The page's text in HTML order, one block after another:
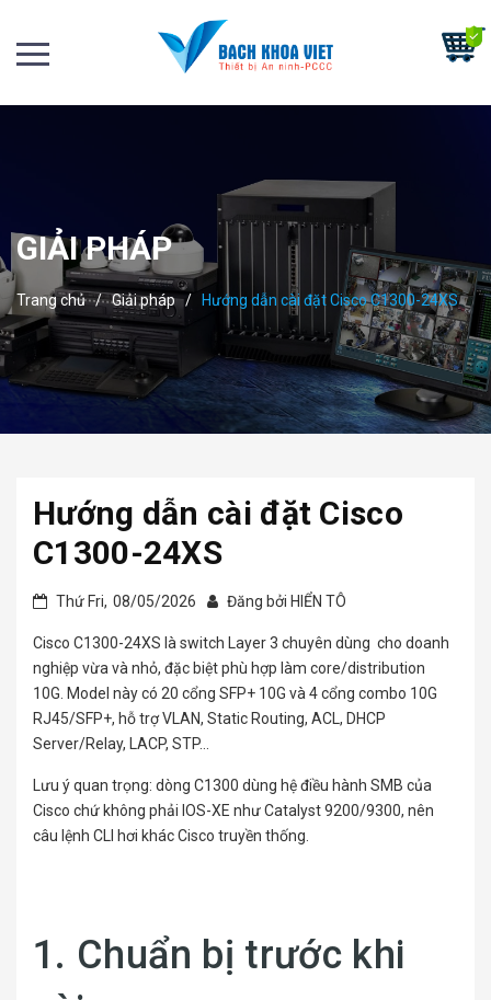
GIẢI PHÁP
Trang chủ / Giải pháp / Hướng dẫn cài đặt Cisco C1300-24XS
Hướng dẫn cài đặt Cisco
C1300-24XS
Thứ Fri, 08/05/2026 Đăng bởi HIỂN TÔ
Cisco C1300-24XS là switch Layer 3 chuyên dùng cho doanh
nghiệp vừa và nhỏ, đặc biệt phù hợp làm core/distribution
10G. Model này có 20 cổng SFP+ 10G và 4 cổng combo 10G
RJ45/SFP+, hỗ trợ VLAN, Static Routing, ACL, DHCP
Server/Relay, LACP, STP…
Lưu ý quan trọng: dòng C1300 dùng hệ điều hành SMB của
Cisco chứ không phải IOS-XE như Catalyst 9200/9300, nên
câu lệnh CLI hơi khác Cisco truyền thống.
1. Chuẩn bị trước khi